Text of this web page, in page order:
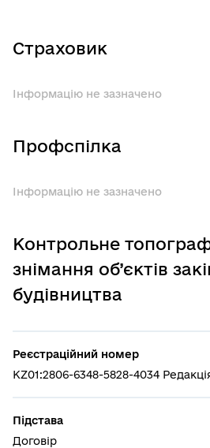
Страховик
Інформацію не зазначено
Профспілка
Інформацію не зазначено
Контрольне
знімання об’єктів
будівництва
Реєстраційний номер
KZ01:2806-6348-5828-4034
Підстава
Договір